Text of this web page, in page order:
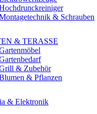
& Schrauben
& TERASSE
& Zubehör
& Pflanzen
& Elektronik